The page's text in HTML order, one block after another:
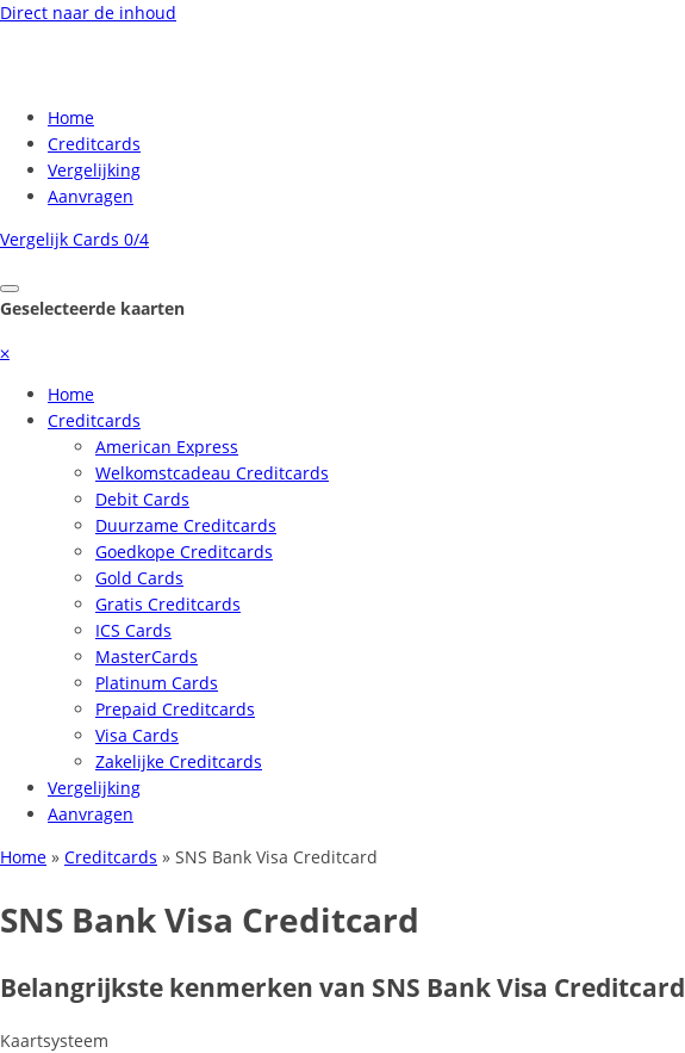
Direct naar de inhoud
Home
Creditcards
Vergelijking
Aanvragen
Vergelijk Cards 0/4
Geselecteerde kaarten
⨉
Home
Creditcards
American Express
Welkomstcadeau Creditcards
Debit Cards
Duurzame Creditcards
Goedkope Creditcards
Gold Cards
Gratis Creditcards
ICS Cards
MasterCards
Platinum Cards
Prepaid Creditcards
Visa Cards
Zakelijke Creditcards
Vergelijking
Aanvragen
Home » Creditcards » SNS Bank Visa Creditcard
SNS Bank Visa Creditcard
Belangrijkste kenmerken van SNS Bank Visa Creditcard
Kaartsysteem